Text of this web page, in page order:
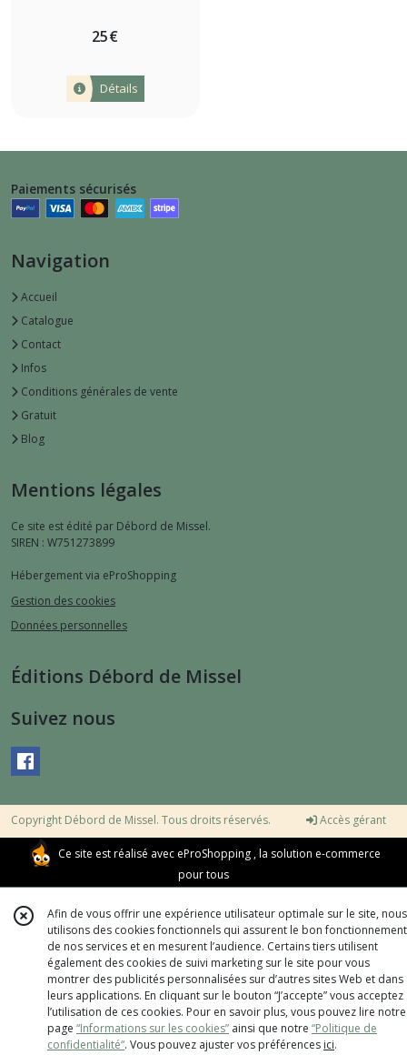
25€
Détails
Paiements sécurisés
Navigation
Accueil
Catalogue
Contact
Infos
Conditions générales de vente
Gratuit
Blog
Mentions légales
Ce site est édité par Débord de Missel.
SIREN : W751273899
Hébergement via eProShopping
Gestion des cookies
Données personnelles
Éditions Débord de Missel
Suivez nous
Copyright Débord de Missel. Tous droits réservés. Accès gérant
Ce site est réalisé avec eProShopping , la solution e-commerce
pour tous
Afin de vous offrir une expérience utilisateur optimale sur le site, nous
utilisons des cookies fonctionnels qui assurent le bon fonctionnement
de nos services et en mesurent l’audience. Certains tiers utilisent
également des cookies de suivi marketing sur le site pour vous
montrer des publicités personnalisées sur d’autres sites Web et dans
leurs applications. En cliquant sur le bouton “J’accepte” vous acceptez
l’utilisation de ces cookies. Pour en savoir plus, vous pouvez lire notre
page “Informations sur les cookies” ainsi que notre “Politique de
confidentialité“. Vous pouvez ajuster vos préférences ici.